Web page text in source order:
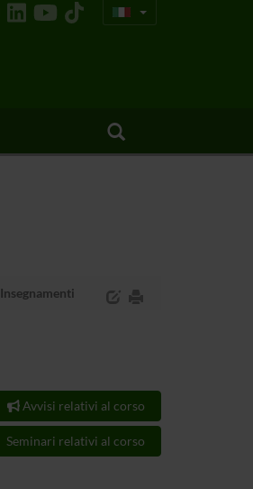
Insegnamenti
Avvisi relativi al corso
Seminari relativi al corso